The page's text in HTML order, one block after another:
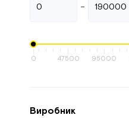
-
0 47500 95000
Виробник